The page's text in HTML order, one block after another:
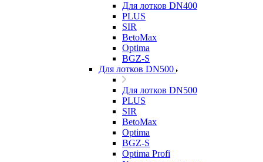
Для лотков DN400
PLUS
SIR
BetoMax
Optima
BGZ-S
Для лотков DN500
Для лотков DN500
PLUS
SIR
BetoMax
Optima
BGZ-S
Optima Profi